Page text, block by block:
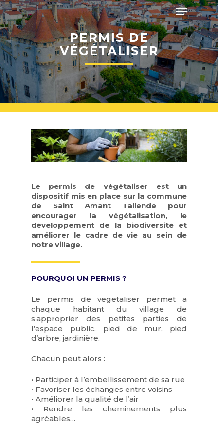
Skip
to
main
content
Menu
PERMIS DE
VÉGÉTALISER
Le permis de végétaliser est un
dispositif mis en place sur la commune
de Saint Amant Tallende pour
encourager la végétalisation, le
développement de la biodiversité et
améliorer le cadre de vie au sein de
notre village.
POURQUOI UN PERMIS ?
Le permis de végétaliser permet à
chaque habitant du village de
s’approprier des petites parties de
l’espace public, pied de mur, pied
d’arbre, jardinière.
Chacun peut alors :
• Participer à l’embellissement de sa rue
• Favoriser les échanges entre voisins
• Améliorer la qualité de l’air
• Rendre les cheminements plus
agréables…
Close
Menu